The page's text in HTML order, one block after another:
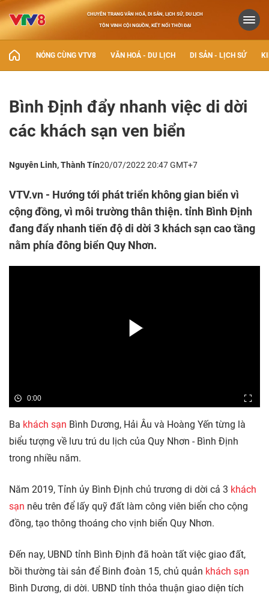
CHUYÊN TRANG VĂN HOÁ, DI SẢN, LỊCH SỬ, DU LỊCH
TÔN VINH CỘI NGUỒN, KẾT NỐI THỜI ĐẠI
NÓNG CÙNG VTV8 VĂN HOÁ - DU LỊCH DI SẢN - LỊCH SỬ
Bình Định đẩy nhanh việc di dời
các khách sạn ven biển
Nguyên Linh, Thành Tín20/07/2022 20:47 GMT+7
VTV.vn - Hướng tới phát triển không gian biển vì
cộng đồng, vì môi trường thân thiện. tỉnh Bình Định
đang đẩy nhanh tiến độ di dời 3 khách sạn cao tầng
nằm phía đông biển Quy Nhơn.
0:00
Ba khách sạn Bình Dương, Hải Âu và Hoàng Yến từng là
biểu tượng về lưu trú du lịch của Quy Nhơn - Bình Định
trong nhiều năm.
Năm 2019, Tỉnh ủy Bình Định chủ trương di dời cả 3 khách
sạn nêu trên để lấy quỹ đất làm công viên biển cho cộng
đồng, tạo thông thoáng cho vịnh biển Quy Nhơn.
Đến nay, UBND tỉnh Bình Định đã hoàn tất việc giao đất,
bồi thường tài sản để Binh đoàn 15, chủ quản khách sạn
Bình Dương, di dời. UBND tỉnh thỏa thuận giao diện tích